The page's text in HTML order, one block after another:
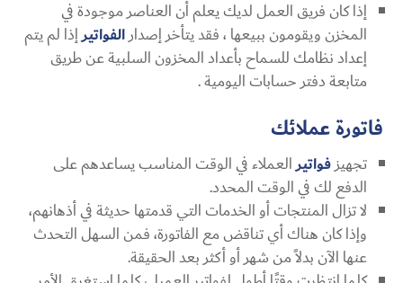
إذا كان فريق العمل لديك يعلم أن العناصر موجودة في
المخزن ويقومون ببيعها ، فقد يتأخر إصدارالفواتيرإذا لم يتم
إعداد نظامك للسماح بأعداد المخزون السلبية عن طريق
متابعة دفتر حسابات اليومية .
فاتورة عملائك
تجهيزفواتيرالعملاء في الوقت المناسب يساعدهم على
الدفع لك في الوقت المحدد.
لا تزال المنتجات أو الخدمات التي قدمتها حديثة في أذهانهم،
وإذا كان هناك أي تناقض مع الفاتورة، فمن السهل التحدث
عنها الآن بدلاً من شهر أو أكثر بعد الحقيقة.